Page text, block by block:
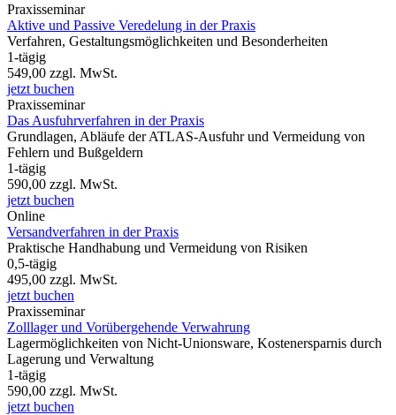
Praxisseminar
Aktive und Passive Veredelung in der Praxis
Verfahren, Gestaltungsmöglichkeiten und Besonderheiten
1-tägig
549,00 zzgl. MwSt.
jetzt buchen
Praxisseminar
Das Ausfuhrverfahren in der Praxis
Grundlagen, Abläufe der ATLAS-Ausfuhr und Vermeidung von
Fehlern und Bußgeldern
1-tägig
590,00 zzgl. MwSt.
jetzt buchen
Online
Versandverfahren in der Praxis
Praktische Handhabung und Vermeidung von Risiken
0,5-tägig
495,00 zzgl. MwSt.
jetzt buchen
Praxisseminar
Zolllager und Vorübergehende Verwahrung
Lagermöglichkeiten von Nicht-Unionsware, Kostenersparnis durch
Lagerung und Verwaltung
1-tägig
590,00 zzgl. MwSt.
jetzt buchen